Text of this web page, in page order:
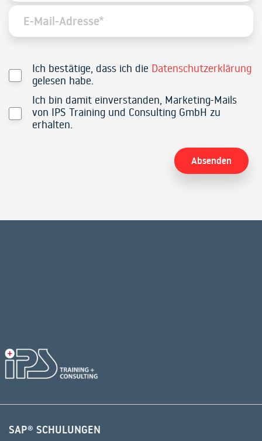
Ich bestätige, dass ich die Datenschutzerklärung
gelesen habe.
Ich bin damit einverstanden, Marketing-Mails
von IPS Training und Consulting GmbH zu
erhalten.
SAP® SCHULUNGEN